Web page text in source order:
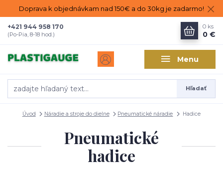
Doprava k objednávkam nad 150€ a do 30kg je zadarmo!
Menu
Hľadať
+421 944 958 170
(Po-Pia, 8-18 hod.)
0 ks
0 €
Úvod Náradie a stroje do dielne Pneumatické náradie Hadice
Pneumatické
hadice